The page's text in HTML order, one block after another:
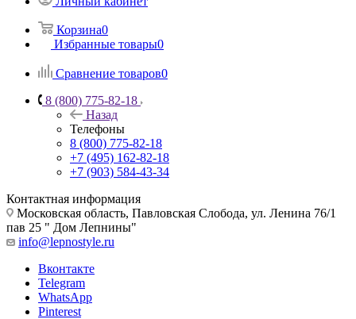
Корзина0
Избранные товары0
Сравнение товаров0
8 (800) 775-82-18
Назад
Телефоны
8 (800) 775-82-18
+7 (495) 162-82-18
+7 (903) 584-43-34
Контактная информация
Московская область, Павловская Слобода, ул. Ленина 76/1
пав 25 " Дом Лепнины"
info@lepnostyle.ru
Вконтакте
Telegram
WhatsApp
Pinterest